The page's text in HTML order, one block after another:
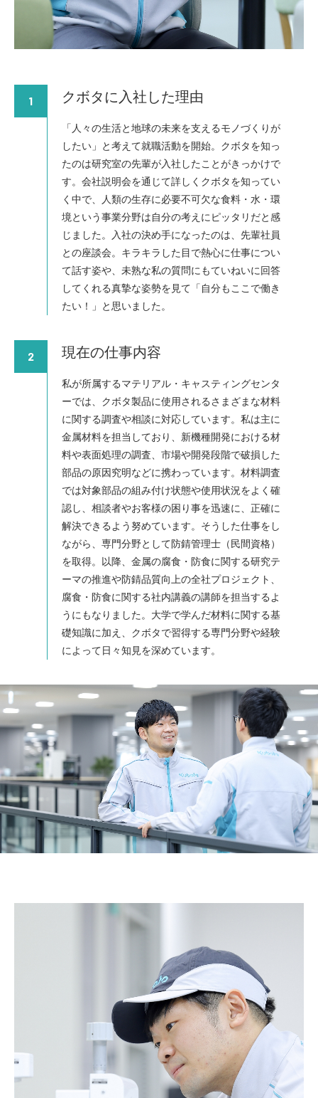
1 クボタに入社した理由
「人々の生活と地球の未来を支えるモノづくりが
したい」と考えて就職活動を開始。クボタを知っ
たのは研究室の先輩が入社したことがきっかけで
す。会社説明会を通じて詳しくクボタを知ってい
く中で、人類の生存に必要不可欠な食料・水・環
境という事業分野は自分の考えにピッタリだと感
じました。入社の決め手になったのは、先輩社員
との座談会。キラキラした目で熱心に仕事につい
て話す姿や、未熟な私の質問にもていねいに回答
してくれる真摯な姿勢を見て「自分もここで働き
たい！」と思いました。
2 現在の仕事内容
私が所属するマテリアル・キャスティングセンタ
ーでは、クボタ製品に使用されるさまざまな材料
に関する調査や相談に対応しています。私は主に
金属材料を担当しており、新機種開発における材
料や表面処理の調査、市場や開発段階で破損した
部品の原因究明などに携わっています。材料調査
では対象部品の組み付け状態や使用状況をよく確
認し、相談者やお客様の困り事を迅速に、正確に
解決できるよう努めています。そうした仕事をし
ながら、専門分野として防錆管理士（民間資格）
を取得。以降、金属の腐食・防食に関する研究テ
ーマの推進や防錆品質向上の全社プロジェクト、
腐食・防食に関する社内講義の講師を担当するよ
うにもなりました。大学で学んだ材料に関する基
礎知識に加え、クボタで習得する専門分野や経験
によって日々知見を深めています。